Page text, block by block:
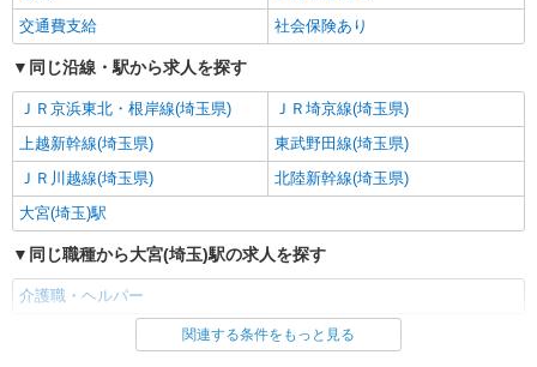
交通費支給
社会保険あり
同じ沿線・駅から求人を探す
ＪＲ京浜東北・根岸線(埼玉県)
ＪＲ埼京線(埼玉県)
上越新幹線(埼玉県)
東武野田線(埼玉県)
ＪＲ川越線(埼玉県)
北陸新幹線(埼玉県)
大宮(埼玉)駅
同じ職種から大宮(埼玉)駅の求人を探す
介護職・ヘルパー
同じ雇用形態から大宮(埼玉)駅の求人を探す
関連する条件をもっと見る